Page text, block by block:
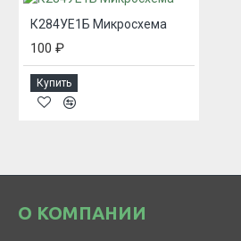
К284УЕ1Б Микросхема
100 ₽
Купить
О КОМПАНИИ